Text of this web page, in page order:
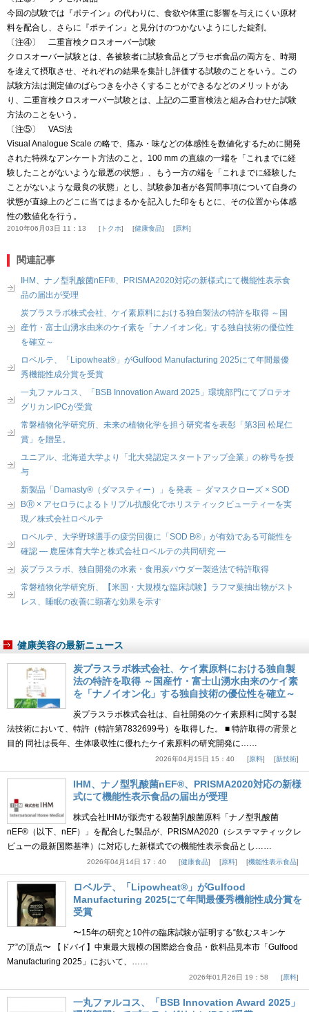
今回の試験では『ポテイン』の代わりに、食欲や体重に影響を与えにくい原材
料を配合し、さらに『ポテイン』と見分けのつかないようにした錠剤。
〔注④〕 二重盲検クロスオーバー試験
クロスオーバー試験とは、各被験者に試験食品とプラセボ食品の両方を、時期
を違えて摂取させ、それぞれの結果を集計し評価する試験のことをいう。この
試験方法は測定値のばらつきを小さくすることができるなどのメリットがあ
り、二重盲検クロスオーバー試験とは、上記の二重盲検法と組み合わせた試験
方法のことをいう。
〔注⑤〕 VAS法
Visual Analogue Scale の略で、痛み・味などの体感性を数値化するために開発
された特殊なアンケート方法のこと。100 mm の直線の一端を「これまでに経
験したことがないような最悪の状態」、もう一方の端を「これまでに経験した
ことがないような最良の状態」とし、試験参加者が各質問事項について自身の
状態が直線上のどこに当てはまるかを記入した印をもとに、その位置から体感
性の数値化を行う。
2010年06月03日 11：13 トクホ 健康食品 原料
関連記事
IHM、ナノ型乳酸菌nEF®、PRISMA2020対応の新様式にて機能性表示食
品の届出が受理
炭プラスラボ株式会社、ケイ素原料における独自製法の特許を取得 ～国
産竹・富士山湧水由来のケイ素を「ナノイオン化」する独自技術の優位性
を確立～
ロベルテ、「Lipowheat®」がGulfood Manufacturing 2025にて年間最優
秀機能性成分賞を受賞
一丸ファルコス、「BSB Innovation Award 2025」環境部門にてプロテオ
グリカンIPCが受賞
常磐植物化学研究所、未来の植物化学を担う研究者を表彰「第3回 松尾仁
賞」を贈呈。
ユニアル、北海道大学より「北大発認定スタートアップ企業」の称号を授
与
新製品「Damasty®（ダマスティー）」を発表 － ダマスクローズ × SOD
BⓇ × アセロラによるトリプル抗酸化でホリスティックビューティーを実
現／株式会社ロベルテ
ロベルテ、大学野球選手の疲労回復に「SOD B®」が有効である可能性を
確認 ― 鹿屋体育大学と株式会社ロベルテの共同研究 ―
炭プラスラボ、独自開発の水素・食用炭パウダー製造法で特許取得
常磐植物化学研究所、【米国・大規模な臨床試験】ラフマ葉抽出物がスト
レス、睡眠の改善に顕著な効果を示す
健康美容の最新ニュース
炭プラスラボ株式会社、ケイ素原料における独自製
法の特許を取得 ～国産竹・富士山湧水由来のケイ素
を「ナノイオン化」する独自技術の優位性を確立～
炭プラスラボ株式会社は、自社開発のケイ素原料に関する製
法技術において、特許（特許第7832699号）を取得した。 ■ 特許取得の背景と
目的 同社は長年、生体吸収性に優れたケイ素原料の研究開発に……
2026年04月15日 15：40 原料 新技術
IHM、ナノ型乳酸菌nEF®、PRISMA2020対応の新様
式にて機能性表示食品の届出が受理
株式会社IHMが販売する殺菌乳酸菌原料「ナノ型乳酸菌
nEF®（以下、nEF）」を配合した製品が、PRISMA2020（システマティックレ
ビューの最新国際基準）に対応した新様式での機能性表示食品とし……
2026年04月14日 17：40 健康食品 原料 機能性表示食品
ロベルテ、「Lipowheat®」がGulfood
Manufacturing 2025にて年間最優秀機能性成分賞を
受賞
〜15年の研究と10件の臨床試験が証明する“飲むスキンケ
ア”の頂点〜 【ドバイ】中東最大規模の国際総合食品・飲料品見本市「Gulfood
Manufacturing 2025」において、……
2026年01月26日 19：58 原料
一丸ファルコス、「BSB Innovation Award 2025」